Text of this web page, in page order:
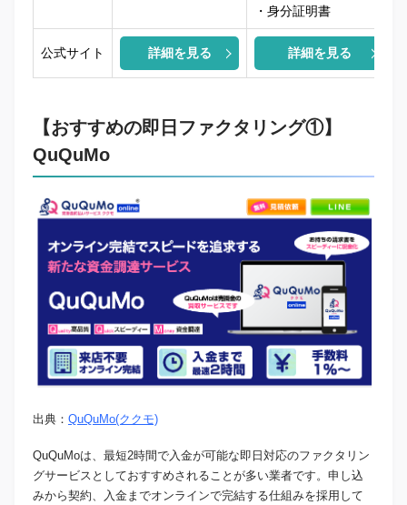
・身分証明書
公式サイト 詳細を見る 詳細を見る
【おすすめの即日ファクタリング①】
QuQuMo
出典： QuQuMo(ククモ)
QuQuMoは、最短2時間で入金が可能な即日対応のファクタリン
グサービスとしておすすめされることが多い業者です。申し込
みから契約、入金までオンラインで完結する仕組みを採用して